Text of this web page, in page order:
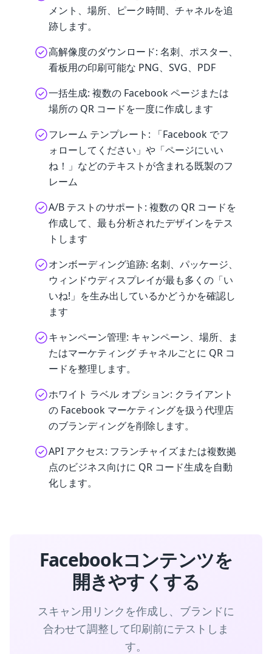
メント、場所、ピーク時間、チャネルを追
跡します。
高解像度のダウンロード: 名刺、ポスター、
看板用の印刷可能な PNG、SVG、PDF
一括生成: 複数の Facebook ページまたは
場所の QR コードを一度に作成します
フレーム テンプレート: 「Facebook でフ
ォローしてください」や「ページにいい
ね！」などのテキストが含まれる既製のフ
レーム
A/B テストのサポート: 複数の QR コードを
作成して、最も分析されたデザインをテス
トします
オンボーディング追跡: 名刺、パッケージ、
ウィンドウディスプレイが最も多くの「い
いね!」を生み出しているかどうかを確認し
ます
キャンペーン管理: キャンペーン、場所、ま
たはマーケティング チャネルごとに QR コ
ードを整理します。
ホワイト ラベル オプション: クライアント
の Facebook マーケティングを扱う代理店
のブランディングを削除します。
API アクセス: フランチャイズまたは複数拠
点のビジネス向けに QR コード生成を自動
化します。
Facebookコンテンツを
開きやすくする
スキャン用リンクを作成し、ブランドに
合わせて調整して印刷前にテストしま
す。